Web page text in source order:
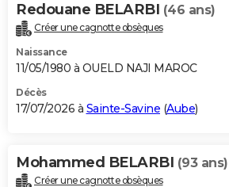
Alimentation
Guide de la santé
Maladies
Médicaments
Sommeil
VOYAGE
Destinations
City break
Voyage nature
Voyage de noces
Forum
Climat
+PHOTO
GUIDES D'ACHAT
BONS PLANS
Carte de Noël
Carte Bonne année
Carte Saint-Valentin
Carte Pâques
Carte d'anniversaire
DICTIONNAIRE
Redouane BELARBI (46 ans)
Créer une cagnotte obsèques
Naissance
11/05/1980 à OUELD NAJI MAROC
Décès
17/07/2026 à Sainte-Savine (Aube)
Mohammed BELARBI (93 ans)
Créer une cagnotte obsèques